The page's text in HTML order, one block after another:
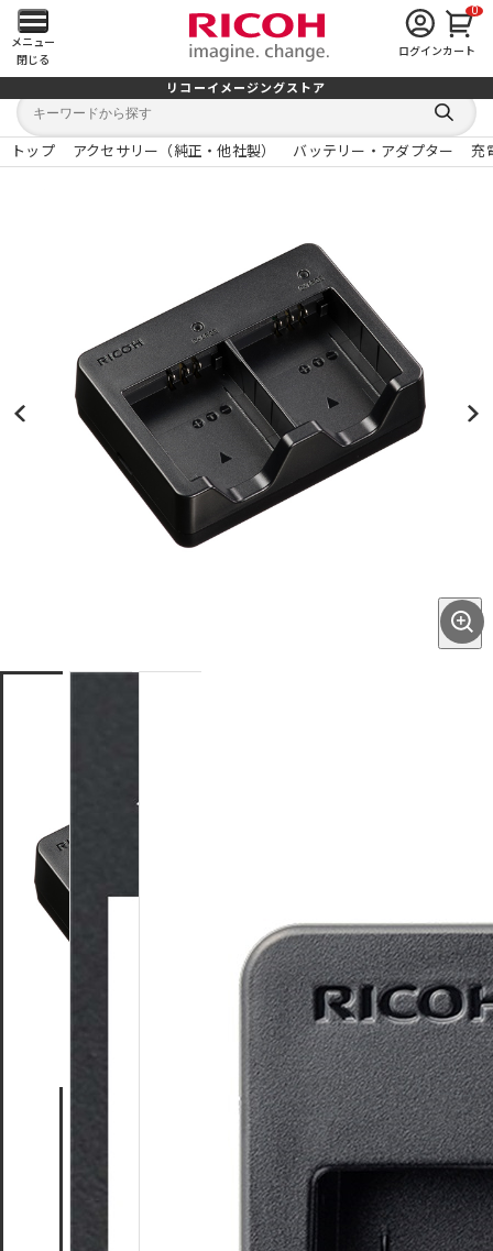
メ
イ
ン
メ
メニュー
閉じる
ログイン
0
カート
リコーイメージングストア
キ
ワ
ー
キ
ー
検
索
す
る
トップ アクセサリー（純正・他社製） バッテリー・アダプター 充